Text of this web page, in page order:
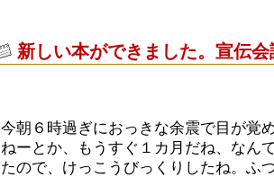
新しい本ができました。宣伝
今朝６時過ぎにおっきな余震で目が覚
ねーとか、もうすぐ１カ月だね、なん
たので、けっこうびっくりしたね。ふ